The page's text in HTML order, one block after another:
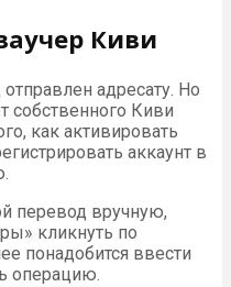
Киви
адресату. Но
собственного Киви
как активировать
аккаунт в
перевод вручную,
кликнуть по
понадобится ввести
операцию.